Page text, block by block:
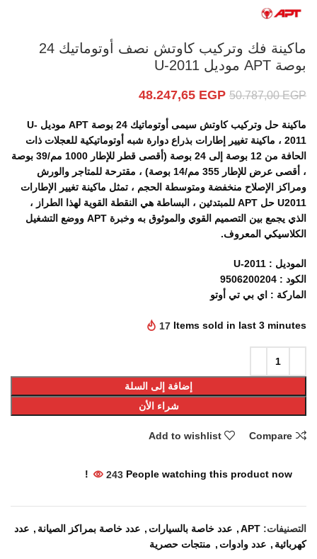
ماكينة فك وتركيب كاوتش نصف أوتوماتيك 24
بوصة APT موديل U-2011
50.787,00EGP
48.247,65 EGP
ماكينة حل وتركيب كاوتش سيمى أوتوماتيك 24 بوصة APT موديل U-
2011 ، ماكينة تغيير إطارات بذراع دوارة شبه أوتوماتيكية للعجلات ذات
الحافة من 12 بوصة إلى 24 بوصة (أقصى قطر للإطار 1000 مم/39 بوصة
، أقصى عرض للإطار 355 مم/14 بوصة) ، مقترحة للمتاجر والورش
ومراكز الإصلاح منخفضة ومتوسطة الحجم ، تمثل ماكينة تغيير الإطارات
U2011 حل APT للمبتدئين ، البساطة هي النقطة القوية لهذا الطراز ،
الذي يجمع بين التصميم القوي والموثوق به وخبرة APT ووضع التشغيل
الكلاسيكي المعروف.
الموديل : U-2011
الكود : 9506200204
الماركة : اي بي تي أوتو
17 Items sold in last 3 minutes
إضافة إلى السلة
شراء الأن
Compare
Add to wishlist
243 People watching this product now!
التصنيفات: APT
, عدد خاصة بالسيارات , عدد خاصة بمراكز الصيانة , عدد
كهربائية , عدد وادوات , منتجات حصرية